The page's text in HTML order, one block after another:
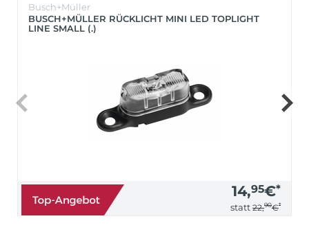
Busch+Müller
BUSCH+MÜLLER RÜCKLICHT MINI LED TOPLIGHT
LINE SMALL (.)
14,95€*
statt 22,90€*